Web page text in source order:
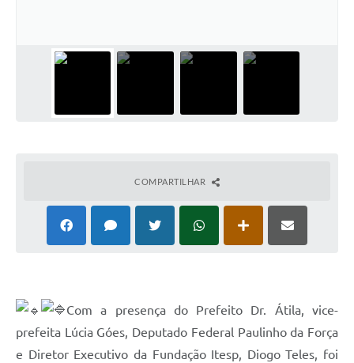
Galeria de Vídeos
Pesquisa de satisfação
Turismo
Projetos
COMPARTILHAR
Com a presença do Prefeito Dr. Átila, vice-
prefeita Lúcia Góes, Deputado Federal Paulinho da Força
e Diretor Executivo da Fundação Itesp, Diogo Teles, foi